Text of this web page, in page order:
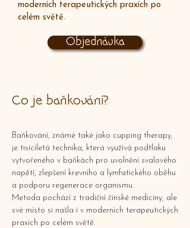
moderních terapeutických praxích po
celém světě.
Objednávka
​Co je baňkování?
Baňkování, známé také jako cupping therapy,
je tisíciletá technika, která využívá podtlaku
vytvořeného v baňkách pro uvolnění svalového
napětí, zlepšení krevního a lymfatického oběhu
a podporu regenerace organismu.
Metoda pochází z tradiční čínské medicíny, ale
své místo si našla i v moderních terapeutických
praxích po celém světě.